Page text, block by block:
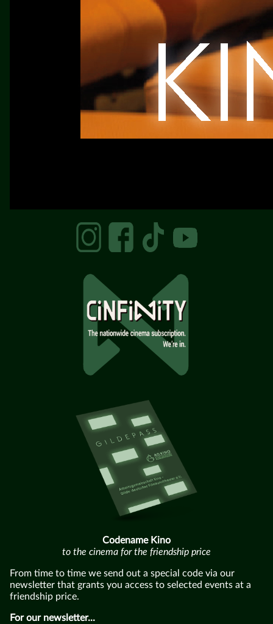
Codename Kino
to the cinema for the friendship price
From time to time we send out a special code via our
newsletter that grants you access to selected events at a
friendship price.
For our newsletter...